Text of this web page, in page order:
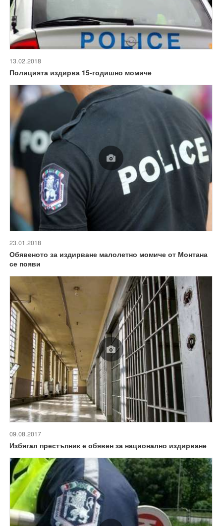
13.02.2018
Полицията издирва 15-годишно момиче
23.01.2018
Обявеното за издирване малолетно момиче от Монтана
се появи
09.08.2017
Избягал престъпник е обявен за национално издирване